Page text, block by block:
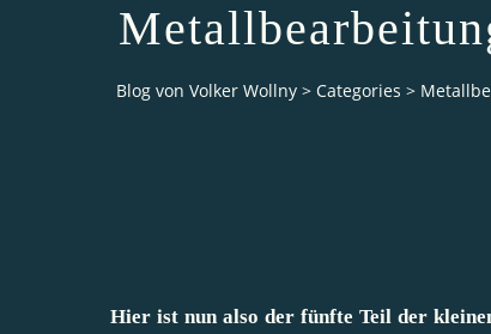
Blog von Volker Wollny > Categories >
Hier ist nun also der fünfte Teil der